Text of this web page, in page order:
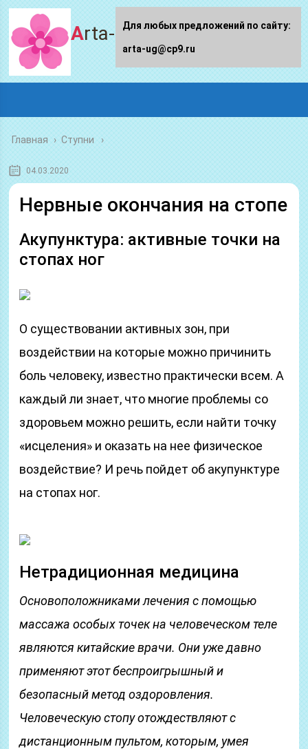
Arta-ug.ru
Главная › Ступни
04.03.2020
Нервные окончания на стопе
Акупунктура: активные точки на
стопах ног
О существовании активных зон, при
воздействии на которые можно причинить
боль человеку, известно практически всем. А
каждый ли знает, что многие проблемы со
здоровьем можно решить, если найти точку
«исцеления» и оказать на нее физическое
воздействие? И речь пойдет об акупунктуре
на стопах ног.
Нетрадиционная медицина
Основоположниками лечения с помощью
массажа особых точек на человеческом теле
являются китайские врачи. Они уже давно
применяют этот беспроигрышный и
безопасный метод оздоровления.
Человеческую стопу отождествляют с
дистанционным пультом, которым, умея
Для любых предложений по сайту:
arta-ug@cp9.ru